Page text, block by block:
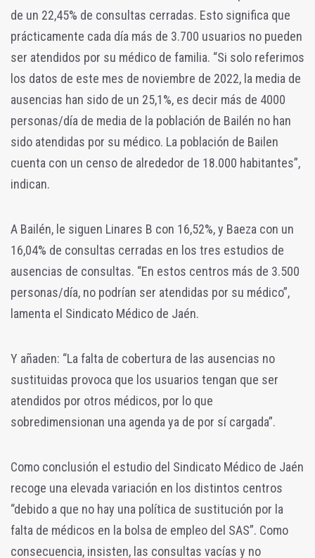
de un 22,45% de consultas cerradas. Esto significa que
prácticamente cada día más de 3.700 usuarios no pueden
ser atendidos por su médico de familia. “Si solo referimos
los datos de este mes de noviembre de 2022, la media de
ausencias han sido de un 25,1%, es decir más de 4000
personas/día de media de la población de Bailén no han
sido atendidas por su médico. La población de Bailen
cuenta con un censo de alrededor de 18.000 habitantes”,
indican.
A Bailén, le siguen Linares B con 16,52%, y Baeza con un
16,04% de consultas cerradas en los tres estudios de
ausencias de consultas. “En estos centros más de 3.500
personas/día, no podrían ser atendidas por su médico”,
lamenta el Sindicato Médico de Jaén.
Y añaden: “La falta de cobertura de las ausencias no
sustituidas provoca que los usuarios tengan que ser
atendidos por otros médicos, por lo que
sobredimensionan una agenda ya de por sí cargada”.
Como conclusión el estudio del Sindicato Médico de Jaén
recoge una elevada variación en los distintos centros
“debido a que no hay una política de sustitución por la
falta de médicos en la bolsa de empleo del SAS”. Como
consecuencia, insisten, las consultas vacías y no